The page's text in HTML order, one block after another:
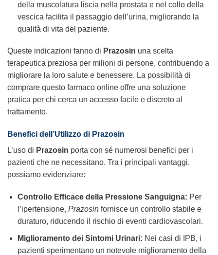
della muscolatura liscia nella prostata e nel collo della
vescica facilita il passaggio dell’urina, migliorando la
qualità di vita del paziente.
Queste indicazioni fanno di Prazosin una scelta
terapeutica preziosa per milioni di persone, contribuendo a
migliorare la loro salute e benessere. La possibilità di
comprare questo farmaco online offre una soluzione
pratica per chi cerca un accesso facile e discreto al
trattamento.
Benefici dell’Utilizzo di Prazosin
L’uso di Prazosin porta con sé numerosi benefici per i
pazienti che ne necessitano. Tra i principali vantaggi,
possiamo evidenziare:
Controllo Efficace della Pressione Sanguigna: Per
l’ipertensione, Prazosinfornisce un controllo stabile e
duraturo, riducendo il rischio di eventi cardiovascolari.
Miglioramento dei Sintomi Urinari: Nei casi di IPB, i
pazienti sperimentano un notevole miglioramento della